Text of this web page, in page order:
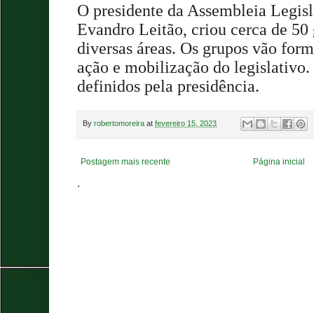
O presidente da Assembleia
Evandro Leitão, criou cerca de 50
diversas áreas. Os grupos vão
ação e mobilização do legislativo.
definidos pela presidência.
By robertomoreira at fevereiro 15, 2023
Postagem mais recente Página inicial
.